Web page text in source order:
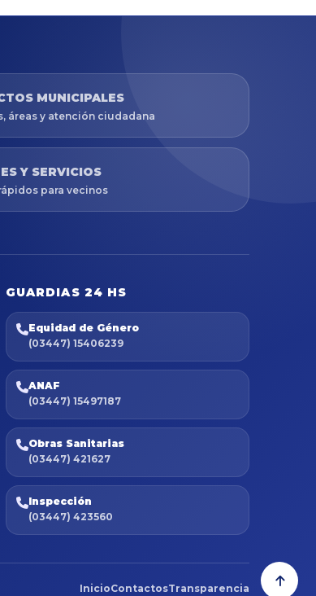
MUNICIPALES
áreas y atención ciudadana
Y SERVICIOS
para vecinos
GUARDIAS 24 HS
Equidad de Género
(03447) 15406239
ANAF
(03447) 15497187
Obras Sanitarias
(03447) 421627
Inspección
(03447) 423560
InicioContactosTransparencia